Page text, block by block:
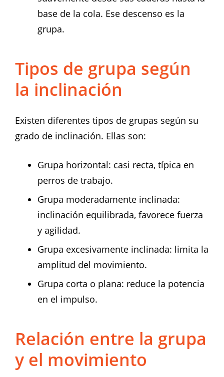
base de la cola. Ese descenso es la
grupa.
Tipos de grupa según
la inclinación
Existen diferentes tipos de grupas según su
grado de inclinación. Ellas son:
Grupa horizontal: casi recta, típica en
perros de trabajo.
Grupa moderadamente inclinada:
inclinación equilibrada, favorece fuerza
y agilidad.
Grupa excesivamente inclinada: limita la
amplitud del movimiento.
Grupa corta o plana: reduce la potencia
en el impulso.
Relación entre la grupa
y el movimiento